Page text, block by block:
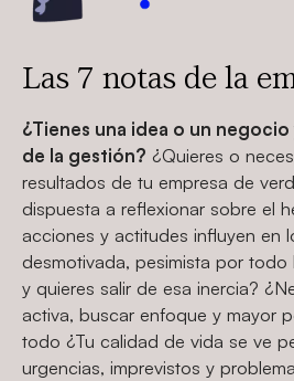
Las 7 notas de la
¿Tienes una idea o un
de la gestión? ¿Quieres o
resultados de tu empresa de
dispuesta a reflexionar sobre el
acciones y actitudes influyen en
desmotivada, pesimista por
y quieres salir de esa inercia?
activa, buscar enfoque y mayor
todo ¿Tu calidad de vida se ve
urgencias, imprevistos y